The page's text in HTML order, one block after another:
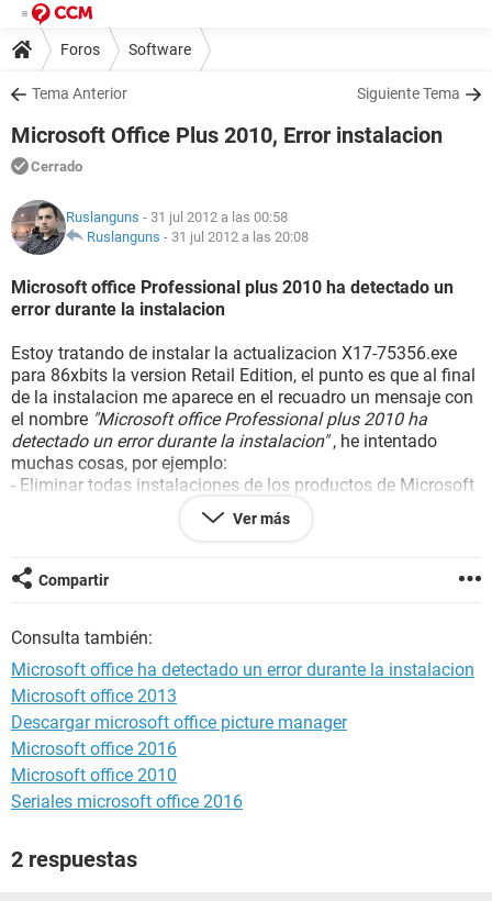
Foros Software
Tema Anterior Siguiente Tema
Microsoft Office Plus 2010, Error instalacion
Cerrado
Ruslanguns - 31 jul 2012 a las 00:58
Ruslanguns - 31 jul 2012 a las 20:08
Microsoft office Professional plus 2010 ha detectado un
error durante la instalacion
Estoy tratando de instalar la actualizacion X17-75356.exe
para 86xbits la version Retail Edition, el punto es que al final
de la instalacion me aparece en el recuadro un mensaje con
el nombre "Microsoft office Professional plus 2010 ha
detectado un error durante la instalacion", he intentado
muchas cosas, por ejemplo:
- Eliminar todas instalaciones de los productos de Microsoft
- Cambiar la fecha y colocar una fecha pasada del 1ro Enero
- Instalar Microsoft Office mediante arranque seguro.
Si alguien ha tenido experiencia en el error, por favor
dejenmelo saber , se los agradecere muchisimo.
Saludos y gracias por comentar.
Ver más
Compartir
Consulta también:
Microsoft office ha detectado un error durante la instalacion
Microsoft office 2013
Descargar microsoft office picture manager
Microsoft office 2016
Microsoft office 2010
Seriales microsoft office 2016
2 respuestas